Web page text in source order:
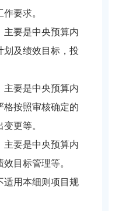
要求。
主要是中央预算内
划及绩效目标，投
主要是中央预算内
格按照审核确定的
更等。
主要是中央预算内
目标管理等。
适用本细则项目规